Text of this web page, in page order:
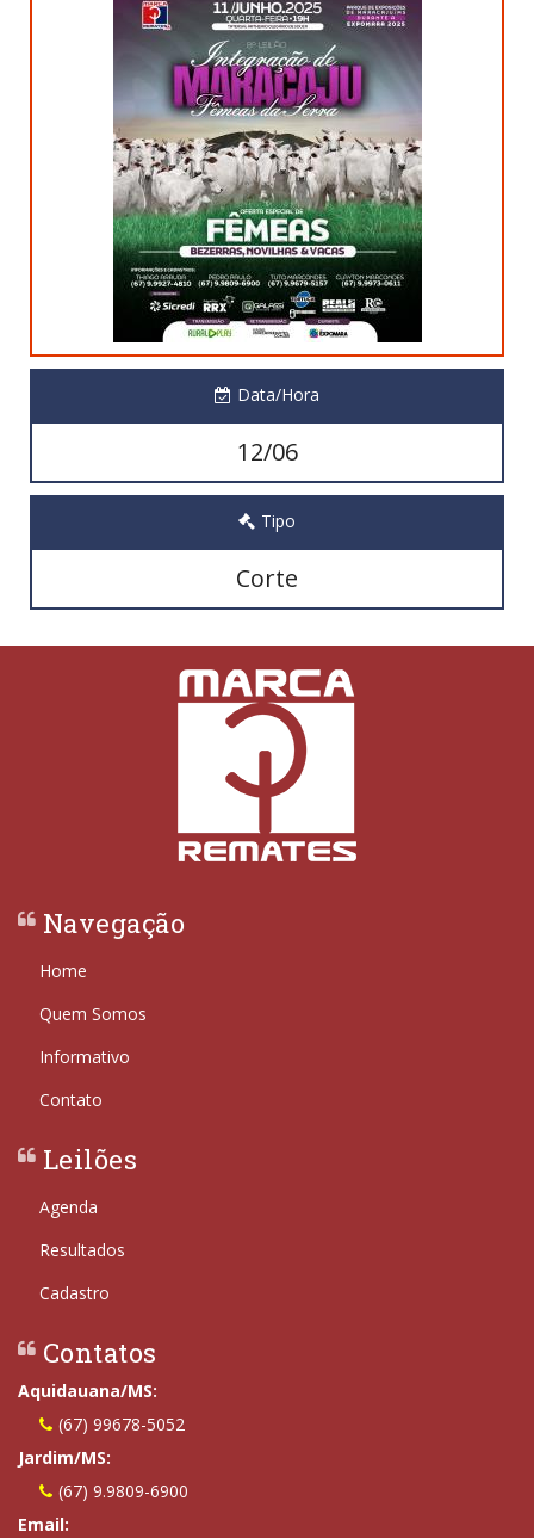
Data/Hora
12/06
Tipo
Corte
Navegação
Home
Quem Somos
Informativo
Contato
Leilões
Agenda
Resultados
Cadastro
Contatos
Aquidauana/MS:
(67) 99678-5052
Jardim/MS:
(67) 9.9809-6900
Email: